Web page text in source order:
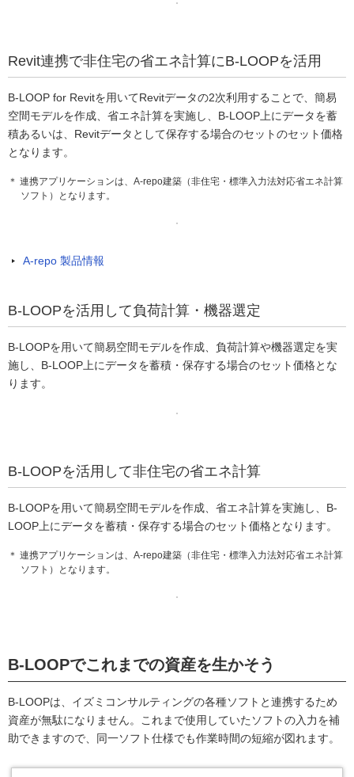
Revit連携で非住宅の省エネ計算にB-LOOPを活用
B-LOOP for Revitを用いてRevitデータの2次利用することで、簡易
空間モデルを作成、省エネ計算を実施し、B-LOOP上にデータを蓄
積あるいは、Revitデータとして保存する場合のセットのセット価格
となります。
＊ 連携アプリケーションは、A-repo建築（非住宅・標準入力法対応省エネ計算
ソフト）となります。
A-repo 製品情報
B-LOOPを活用して負荷計算・機器選定
B-LOOPを用いて簡易空間モデルを作成、負荷計算や機器選定を実
施し、B-LOOP上にデータを蓄積・保存する場合のセット価格とな
ります。
B-LOOPを活用して非住宅の省エネ計算
B-LOOPを用いて簡易空間モデルを作成、省エネ計算を実施し、B-
LOOP上にデータを蓄積・保存する場合のセット価格となります。
＊ 連携アプリケーションは、A-repo建築（非住宅・標準入力法対応省エネ計算
ソフト）となります。
B-LOOPでこれまでの資産を生かそう
B-LOOPは、イズミコンサルティングの各種ソフトと連携するため
資産が無駄になりません。これまで使用していたソフトの入力を補
助できますので、同一ソフト仕様でも作業時間の短縮が図れます。